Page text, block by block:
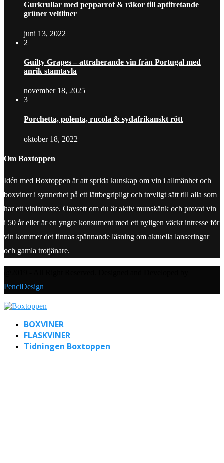
Gurkrullar med pepparrot & räkor till aptitretande
grüner veltliner
juni 13, 2022
2
Guilty Grapes – attraherande vin från Portugal med
anrik stamtavla
november 18, 2025
3
Porchetta, polenta, rucola & sydafrikanskt rött
oktober 18, 2022
Om Boxtoppen
Idén med Boxtoppen är att sprida kunskap om vin i allmänhet och
boxviner i synnerhet på ett lättbegripligt och trevligt sätt till alla som
har ett vinintresse. Oavsett om du är aktiv munskänk och provat vin
i 50 år eller är en yngre konsument med ett nyligen väckt intresse för
vin kommer det finnas spännande läsning om aktuella lanseringar
och gamla trotjänare.
PenciDesign
BOXVINER
FLASKVINER
Tidningen Boxtoppen